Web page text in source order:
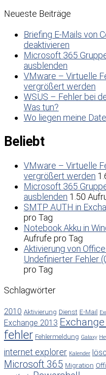
Neueste Beiträge
Briefing E-Mails von
deaktivieren
Microsoft 365
ausblenden
VMware – Virtuelle
vergrößert werden
WSUS – Fehler bei
Was tun?
Wo liegen meine
Beliebt
VMware – Virtuelle
vergrößert werden
Microsoft 365
ausblenden 1.50
SMTP AUTH in
pro Tag
Notebook Akku in
Aufrufe pro Tag
Aktivierung von
Undefinierter Fehler
pro Tag
Schlagwörter
2010 Aktivierung Dienst E-Mail
Exchange 2013
fehler Fehlermeldung Galaxy
internet explorer Kalender
Microsoft 365 Migration